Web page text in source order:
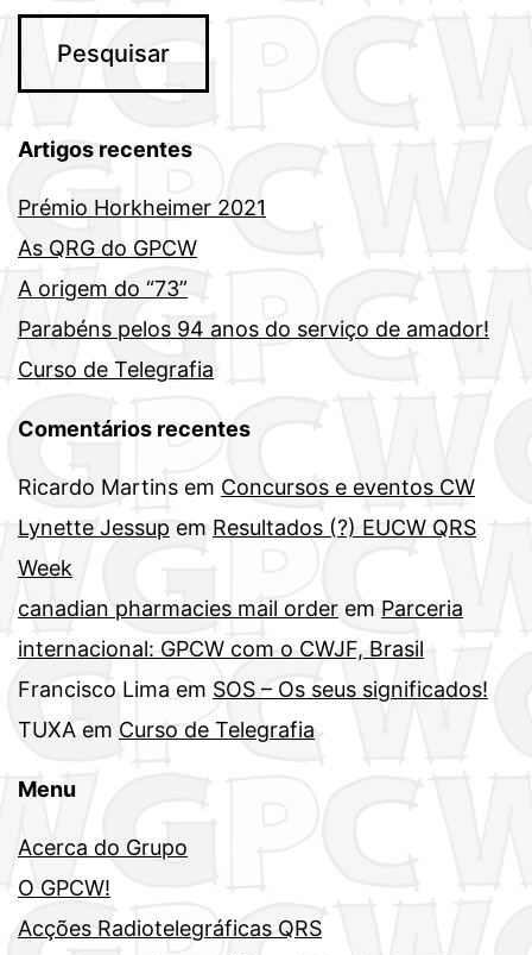
Artigos recentes
Prémio Horkheimer 2021
As QRG do GPCW
A origem do “73”
Parabéns pelos 94 anos do serviço de amador!
Curso de Telegrafia
Comentários recentes
Ricardo Martins em Concursos e eventos CW
Lynette Jessup em Resultados (?) EUCW QRS
Week
canadian pharmacies mail order em Parceria
internacional: GPCW com o CWJF, Brasil
Francisco Lima em SOS – Os seus significados!
TUXA em Curso de Telegrafia
Menu
Acerca do Grupo
O GPCW!
Acções Radiotelegráficas QRS